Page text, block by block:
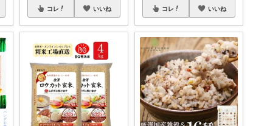
コレ いいね コレ いいね